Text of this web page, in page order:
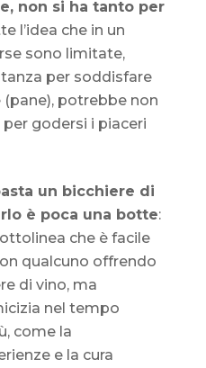
non si ha tanto per
l’idea che in un
sono limitate,
per soddisfare
potrebbe non
godersi i piaceri
un bicchiere di
è poca una botte:
che è facile
qualcuno offrendo
di vino, ma
nel tempo
come la
e la cura